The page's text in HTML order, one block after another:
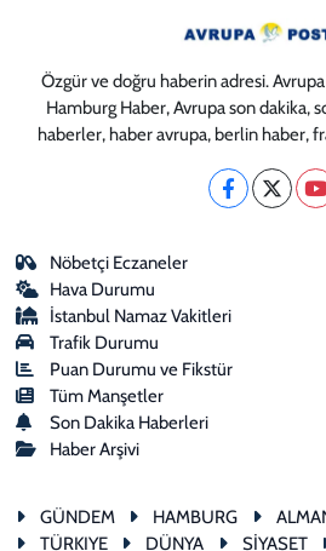
Özgür ve doğru haberin adresi.
Hamburg Haber, Avrupa son dakika,
haberler, haber avrupa, berlin haber,
Nöbetçi Eczaneler
Hava Durumu
İstanbul Namaz Vakitleri
Trafik Durumu
Puan Durumu ve Fikstür
Tüm Manşetler
Son Dakika Haberleri
Haber Arşivi
GÜNDEM HAMBURG
TÜRKIYE
DÜNYA SİYASET